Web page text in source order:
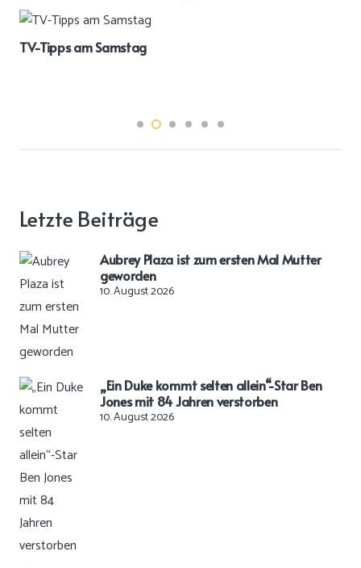
TV-Tipps am Samstag
Letzte Beiträge
Aubrey Plaza ist zum ersten Mal Mutter
geworden
10. August 2026
„Ein Duke kommt selten allein“-Star Ben
Jones mit 84 Jahren verstorben
10. August 2026